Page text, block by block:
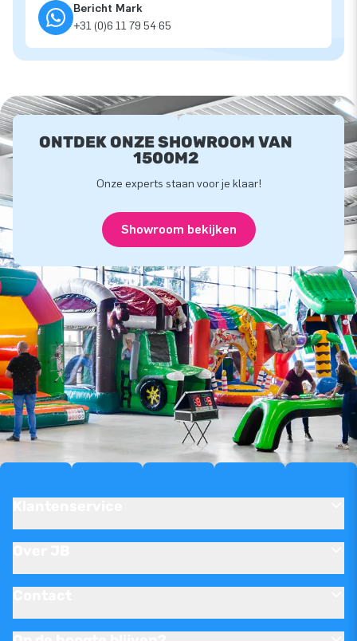
Bericht Mark
+31 (0)6 11 79 54 65
ONTDEK ONZE SHOWROOM VAN
1500M2
Onze experts staan voor je klaar!
Showroom bekijken